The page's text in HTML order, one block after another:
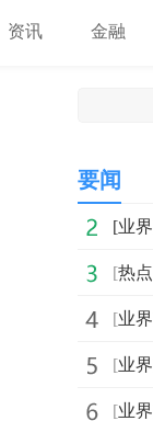
资讯 金融
要闻
[业界
[热点
[业界
[业界
[业界